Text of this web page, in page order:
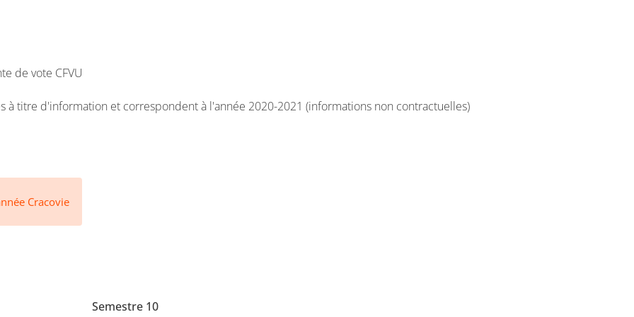
de vote CFVU
à titre d'information et correspondent à l'année 2020-2021 (informations non contractuelles)
Cracovie
Semestre 10